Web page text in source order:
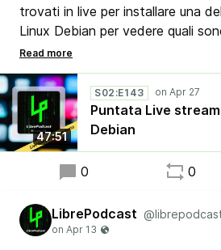
trovati in live per installare una
Linux Debian per vedere quali
si devono effettuare e dare una
prime armi con questo sistema
Source.
47:51
S02:E143
Puntata Live
Debian
0 0
LibrePodcast